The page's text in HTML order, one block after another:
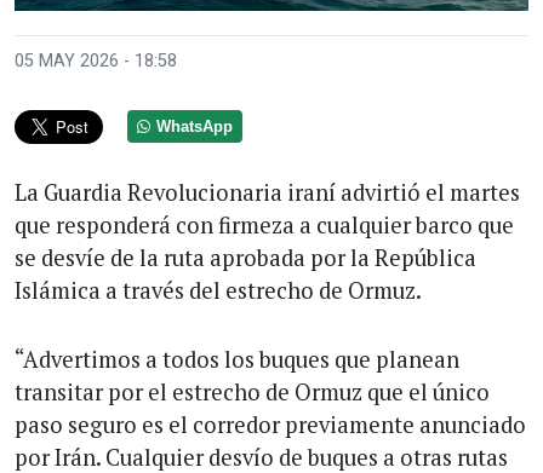
05 MAY 2026 - 18:58
WhatsApp
La Guardia Revolucionaria iraní advirtió el martes
que responderá con firmeza a cualquier barco que
se desvíe de la ruta aprobada por la República
Islámica a través del estrecho de Ormuz.
“Advertimos a todos los buques que planean
transitar por el estrecho de Ormuz que el único
paso seguro es el corredor previamente anunciado
por Irán. Cualquier desvío de buques a otras rutas